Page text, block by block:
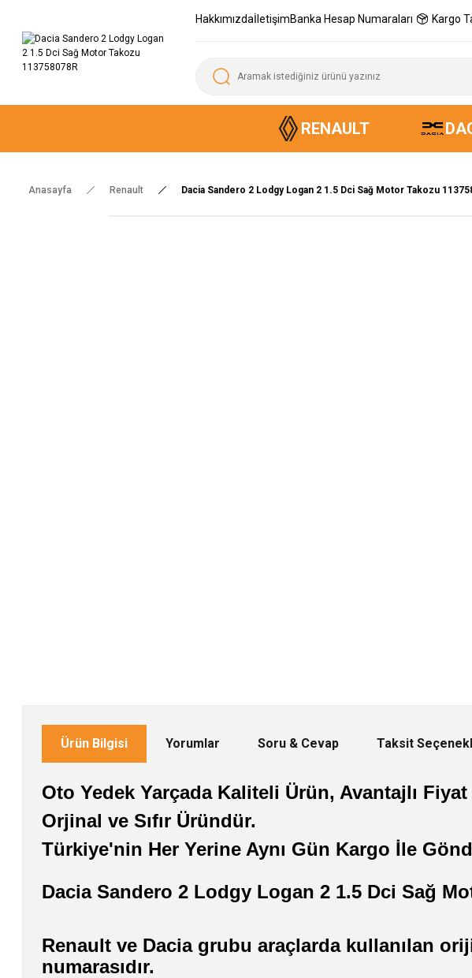
HakkımızdaİletişimBanka Hesap Numaraları Kargo
RENAULT
Anasayfa Renault Dacia Sandero 2 Lodgy Logan 2 1.5 Dci Sağ Motor Takozu
Ürün Bilgisi Yorumlar Soru & Cevap Taksit
Oto Yedek Yarçada Kaliteli Ürün, Avantajlı Fiyat
Orjinal ve Sıfır Üründür.
Türkiye'nin Her Yerine Aynı Gün Kargo İle
Dacia Sandero 2 Lodgy Logan 2 1.5 Dci Sağ
Renault ve Dacia grubu araçlarda kullanılan
numarasıdır.